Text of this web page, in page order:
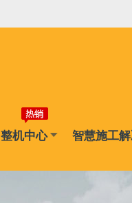
整机中心 智慧施工
全站搜索